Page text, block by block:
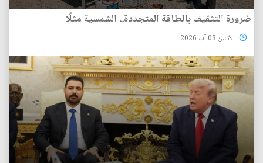
ضرورة التثقيف بالطاقة المتجددة.. الشمسية مثلًا
الأثنين 03 آب 2026